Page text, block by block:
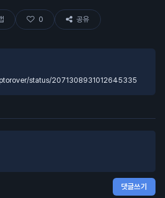
0 공유
status/2071308931012645335
댓글쓰기